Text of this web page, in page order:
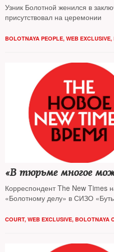
Узник Болотной женился в
присутствовал на церемонии
BOLOTNAYA PEOPLE, WEB EXCLUSIVE,
«В тюрьме многое
Корреспондент The New Times
«Болотному делу» в СИЗО
COURT, WEB EXCLUSIVE, BOLOTNAYA